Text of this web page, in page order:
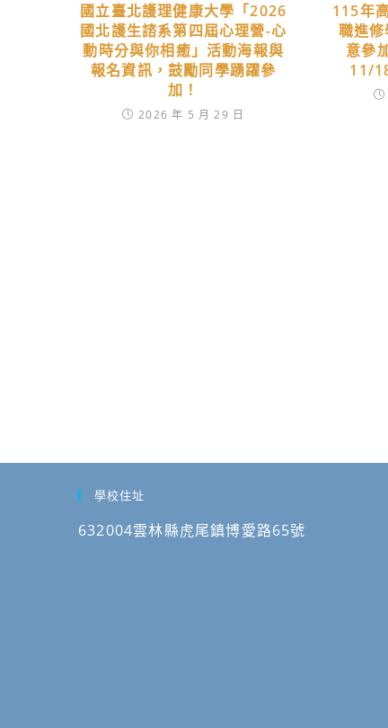
國立臺北護理健康大學「2026
國北護生諮系第四屆心理營-心
動時分與你相癒」活動海報與
報名資訊，鼓勵同學踴躍參
加！
2026 年 5 月 29 日
115年
職進
意參
11/
學校住址
632004雲林縣虎尾鎮博愛路65號